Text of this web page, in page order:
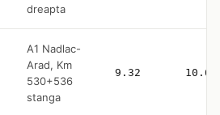
dreapta
A1 Nadlac-
Arad, Km
530+536
stanga
9.32 10.63